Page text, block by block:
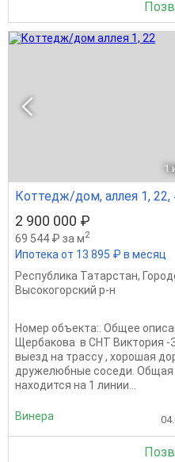
1
Коттедж/дом, аллея 1, 22,
2 900 000 ₽
69 544 ₽ за м2
Ипотека от 13 895 ₽ в месяц
Республика Татарстан,
Высокогорский р-н
Номер объекта:. Общее
Щербакова в СНТ Виктория -
выeзд на трасcу , xоpошая
дpужeлюбные coседи.
находится на 1 линии...
Винера